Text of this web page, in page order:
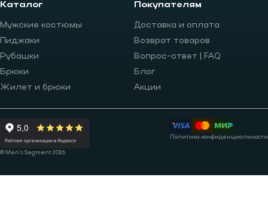
Каталог
Мужские костюмы
Пиджаки
Рубашки
Брюки
Жилет и брюки
Покупателям
Доставка и оплата
Возврат товаров
Вопрос-ответ | FAQ
Блог
Акции
© Men’s Segment 2026
Политика конфиденциальности